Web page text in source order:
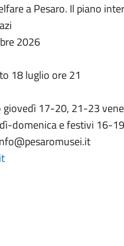
a Pesaro. Il piano
2026
18 luglio ore 21
17-20, 21-23
domenica e festivi 16-19